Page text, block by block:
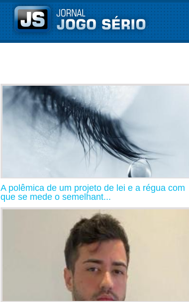
A polêmica de um projeto de lei e a régua com
que se mede o semelhant...